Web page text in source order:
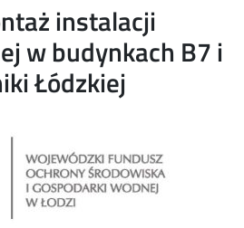
instalacji
w budynkach B7 i
Łódzkiej